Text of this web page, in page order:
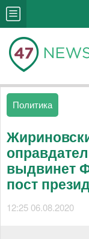
Политика
выдвинет
пост
12:25 06.08.2020